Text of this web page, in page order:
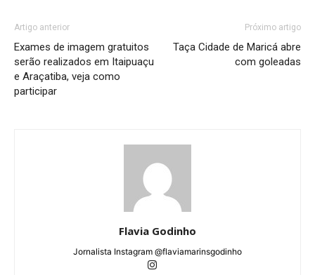
Artigo anterior
Exames de imagem gratuitos
serão realizados em Itaipuaçu
e Araçatiba, veja como
participar
Próximo artigo
Taça Cidade de Maricá abre
com goleadas
Flavia Godinho
Jornalista Instagram @flaviamarinsgodinho